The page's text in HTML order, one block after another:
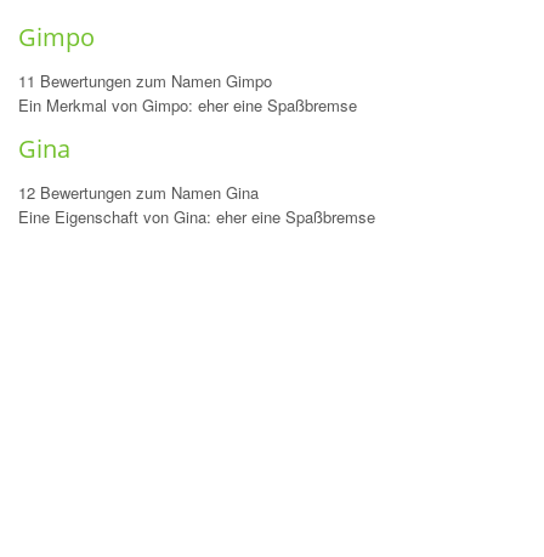
Gimpo
11 Bewertungen zum Namen Gimpo
Ein Merkmal von Gimpo: eher eine Spaßbremse
Gina
12 Bewertungen zum Namen Gina
Eine Eigenschaft von Gina: eher eine Spaßbremse